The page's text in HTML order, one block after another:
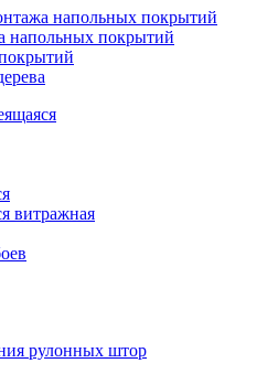
напольных покрытий
напольных покрытий
витражная
рулонных штор